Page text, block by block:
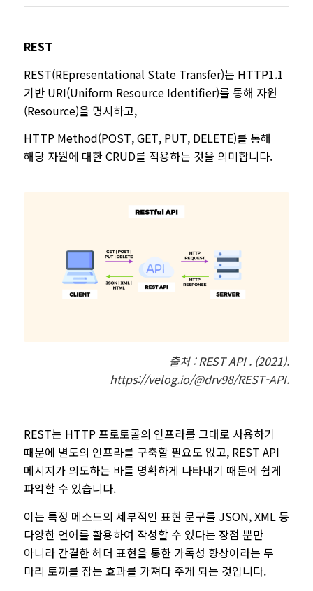
REST
REST(REpresentational State Transfer)는 HTTP1.1
기반 URI(Uniform Resource Identifier)를 통해 자원
(Resource)을 명시하고,
HTTP Method(POST, GET, PUT, DELETE)를 통해
해당 자원에 대한 CRUD를 적용하는 것을 의미합니다.
출처 :REST API . (2021).
https://velog.io/@drv98/REST-API.
REST는 HTTP 프로토콜의 인프라를 그대로 사용하기
때문에 별도의 인프라를 구축할 필요도 없고, REST API
메시지가 의도하는 바를 명확하게 나타내기 때문에 쉽게
파악할 수 있습니다.
이는 특정 메소드의 세부적인 표현 문구를 JSON, XML 등
다양한 언어를 활용하여 작성할 수 있다는 장점 뿐만
아니라 간결한 헤더 표현을 통한 가독성 향상이라는 두
마리 토끼를 잡는 효과를 가져다 주게 되는 것입니다.